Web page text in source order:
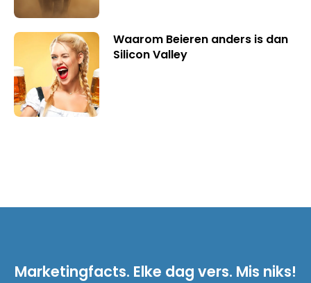
Waarom Beieren anders is dan
Silicon Valley
Marketingfacts. Elke dag vers. Mis niks!